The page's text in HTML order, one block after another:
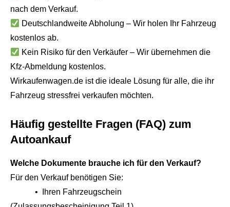
nach dem Verkauf.
Deutschlandweite Abholung – Wir holen Ihr Fahrzeug
kostenlos ab.
Kein Risiko für den Verkäufer – Wir übernehmen die
Kfz-Abmeldung kostenlos.
Wirkaufenwagen.de ist die ideale Lösung für alle, die ihr
Fahrzeug stressfrei verkaufen möchten.
Häufig gestellte Fragen (FAQ) zum
Autoankauf
Welche Dokumente brauche ich für den Verkauf?
Für den Verkauf benötigen Sie:
• Ihren Fahrzeugschein